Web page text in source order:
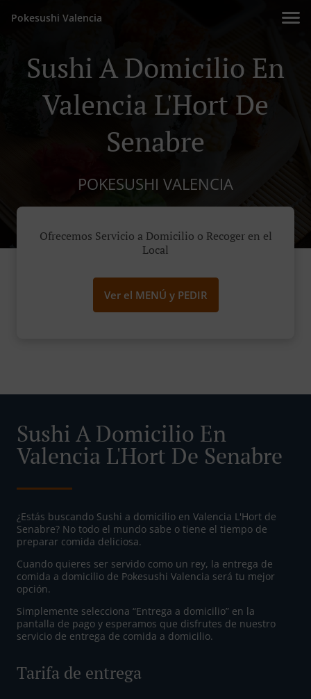
Pokesushi Valencia
Sushi A Domicilio En
Valencia L'Hort De
Senabre
POKESUSHI VALENCIA
Ofrecemos Servicio a Domicilio o Recoger en el
Local
Ver el MENÚ y PEDIR
Sushi A Domicilio En
Valencia L'Hort De Senabre
¿Estás buscando Sushi a domicilio en Valencia L'Hort de
Senabre? No todo el mundo sabe o tiene el tiempo de
preparar comida deliciosa.
Cuando quieres ser servido como un rey, la entrega de
comida a domicilio de Pokesushi Valencia será tu mejor
opción.
Simplemente selecciona “Entrega a domicilio” en la
pantalla de pago y esperamos que disfrutes de nuestro
servicio de entrega de comida a domicilio.
Tarifa de entrega